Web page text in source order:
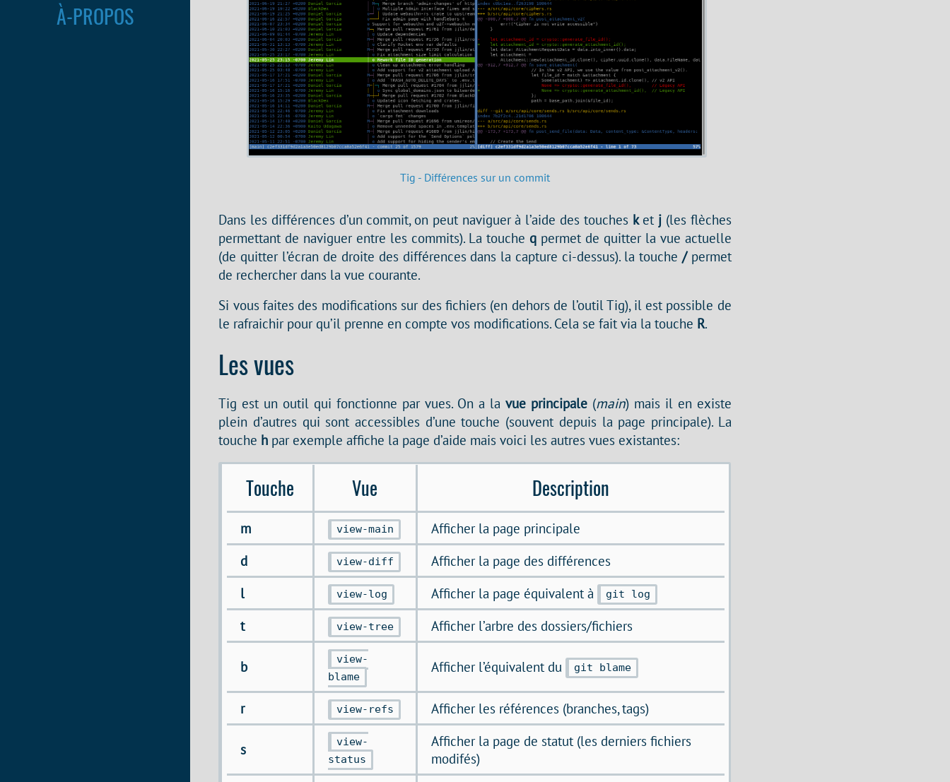
À-PROPOS
Tig - Différences sur un commit
Dans les différences d’un commit, on peut naviguer à l’aide des touches ket j (les flèches
permettant de naviguer entre les commits). La touche qpermet de quitter la vue actuelle
(de quitter l’écran de droite des différences dans la capture ci-dessus). la touche /permet
de rechercher dans la vue courante.
Si vous faites des modifications sur des fichiers (en dehors de l’outil Tig), il est possible de
le rafraichir pour qu’il prenne en compte vos modifications. Cela se fait via la touche R.
Les vues
Tig est un outil qui fonctionne par vues. On a la vue principale(main) mais il en existe
plein d’autres qui sont accessibles d’une touche (souvent depuis la page principale). La
touche h par exemple affiche la page d’aide mais voici les autres vues existantes:
Touche Vue Description
m view-main
Afficher la page principale
d
view-diff
Afficher la page des différences
l
view-log Afficher la page équivalent à git log
t view-tree Afficher l’arbre des dossiers/fichiers
b
view-
blame
Afficher l’équivalent du git blame
r view-refs Afficher les références (branches, tags)
s
view-
status
Afficher la page de statut (les derniers fichiers
modifés)